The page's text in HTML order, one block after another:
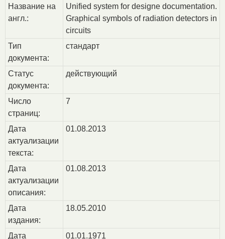
Название на
англ.:
Unified system for designe documentation.
Graphical symbols of radiation detectors in
circuits
Тип
документа:
стандарт
Статус
документа:
действующий
Число
страниц:
7
Дата
актуализации
текста:
01.08.2013
Дата
актуализации
описания:
01.08.2013
Дата
издания:
18.05.2010
Дата 01.01.1971